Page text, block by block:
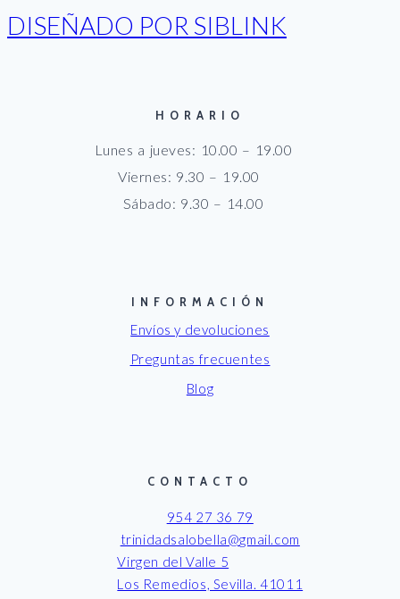
DISEÑADO POR SIBLINK
HORARIO
Lunes a jueves: 10.00 – 19.00
Viernes: 9.30 – 19.00
Sábado: 9.30 – 14.00
INFORMACIÓN
Envíos y devoluciones
Preguntas frecuentes
Blog
CONTACTO
954 27 36 79
trinidadsalobella@gmail.com
Virgen del Valle 5
Los Remedios, Sevilla. 41011